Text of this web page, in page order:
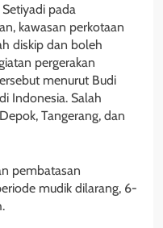
pada
kawasan perkotaan
diskip dan boleh
pergerakan
menurut Budi
Indonesia. Salah
Tangerang, dan
pembatasan
mudik dilarang, 6-